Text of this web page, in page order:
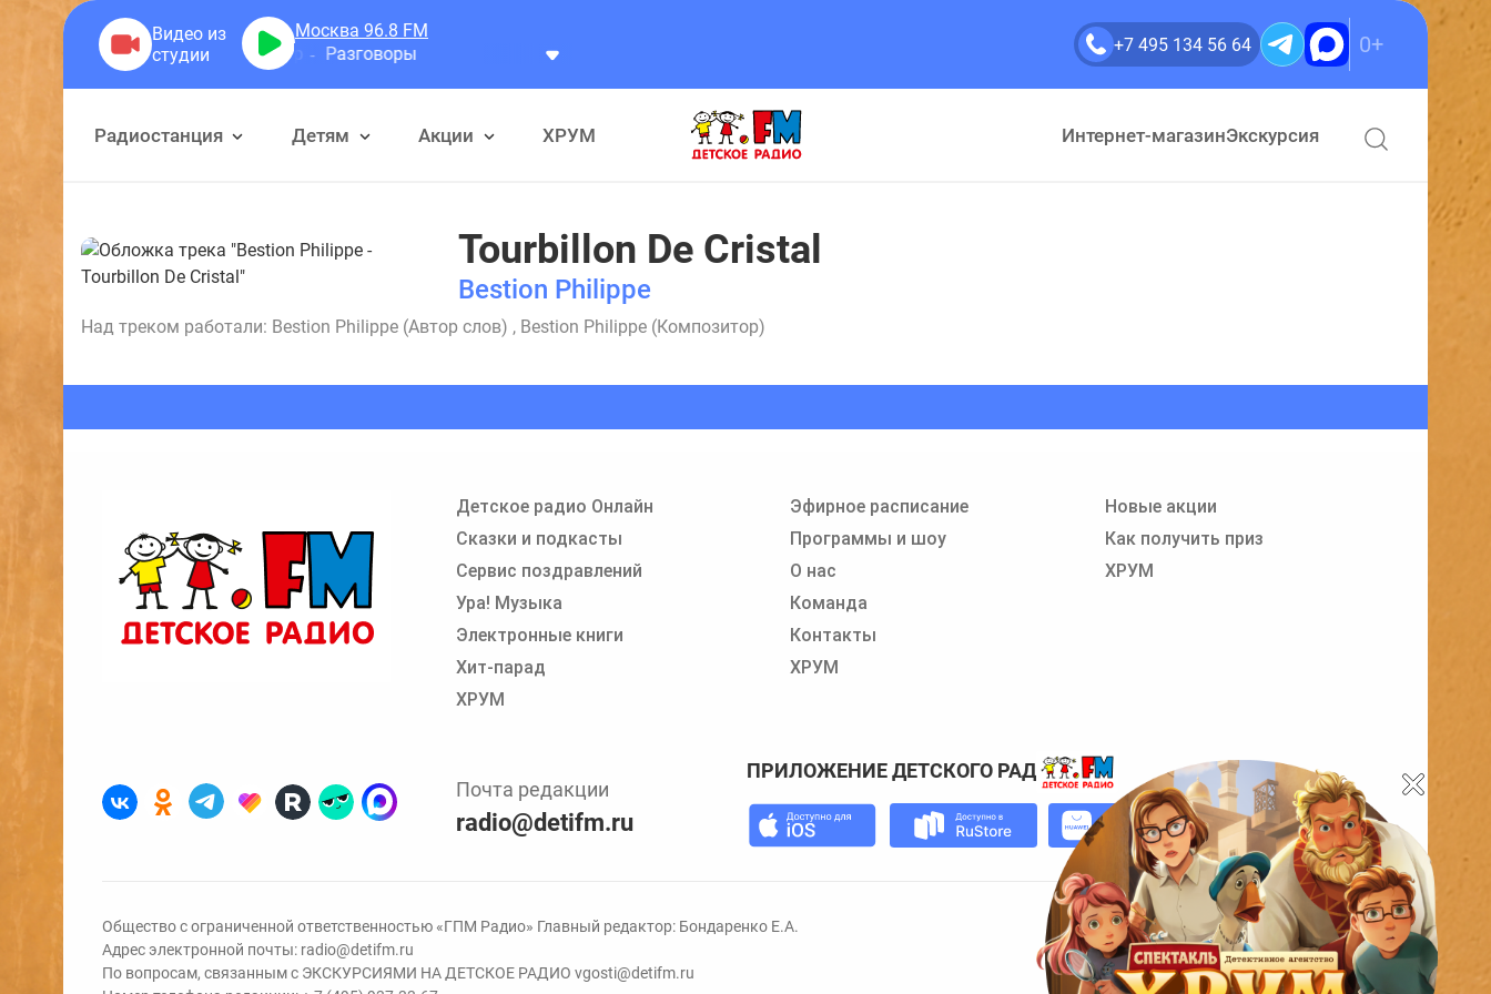
Москва 96.8 FM
Герра Александр
Разговоры +7 495 134 56 64 0+
Радиостанция Детям Акции ХРУМ Интернет-магазинЭкскурсия
Tourbillon De Cristal
Bestion Philippe
Над треком работали: Bestion Philippe (Автор слов) , Bestion Philippe (Композитор)
Детское радио Онлайн
Сказки и подкасты
Сервис поздравлений
Ура! Музыка
Электронные книги
Хит-парад
ХРУМ
Эфирное расписание
Программы и шоу
О нас
Команда
Контакты
ХРУМ
Новые акции
Как получить приз
ХРУМ
Почта редакции
radio@detifm.ru
ПРИЛОЖЕНИЕ ДЕТСКОГО РАДИО
0+
Общество с ограниченной ответственностью «ГПМ Радио» Главный редактор: Бондаренко Е.А.
Адрес электронной почты: radio@detifm.ru
По вопросам, связанным с ЭКСКУРСИЯМИ НА ДЕТСКОЕ РАДИО vgosti@detifm.ru